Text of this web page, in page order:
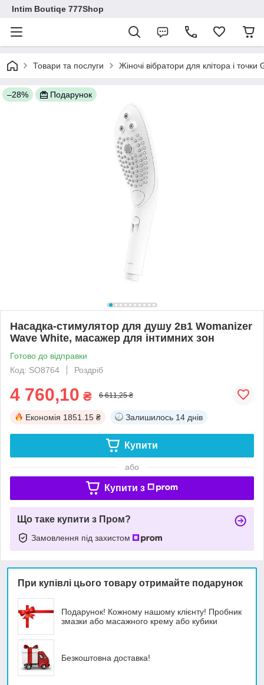
Intim Boutiqe 777Shop
Товари та послуги Жіночі вібратори для клітора і
–28% Подарунок
Насадка-стимулятор для душу 2в1 Womanizer
Wave White, масажер для інтимних зон
Готово до відправки
Код: SO8764
Роздріб
4 760,10 ₴ 6 611,25 ₴
Економія 1851.15 ₴ Залишилось 14 днів
Купити
або
Купити з
Що таке купити з Пром?
Замовлення під захистом
При купівлі цього товару отримайте подарунок
Подарунок! Кожному нашому клієнту! Пробник
змазки або масажного крему або кубики
Безкоштовна доставка!